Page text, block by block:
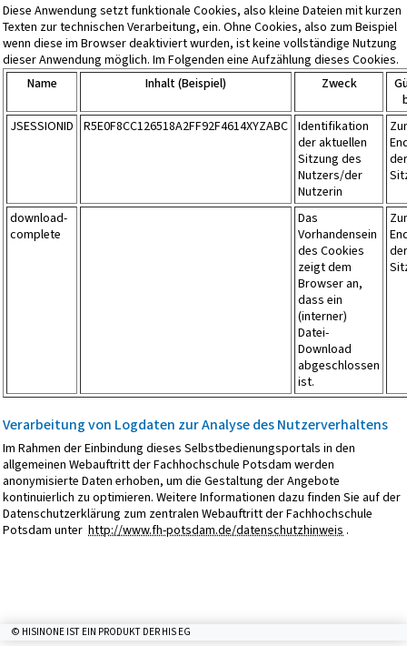
Diese Anwendung setzt funktionale Cookies, also kleine Dateien mit kurzen
Texten zur technischen Verarbeitung, ein. Ohne Cookies, also zum Beispiel
wenn diese im Browser deaktiviert wurden, ist keine vollständige Nutzung
dieser Anwendung möglich. Im Folgenden eine Aufzählung dieses Cookies.
Name
Inhalt (Beispiel) Zweck
JSESSIONID
R5E0F8CC126518A2FF92F4614XYZABC Identifikation
der aktuellen
Sitzung des
Nutzers/der
Nutzerin
der
download-
complete
Das
Vorhandensein
des Cookies
zeigt dem
Browser an,
dass ein
(interner)
Datei-
Download
abgeschlossen
ist.
der
Verarbeitung von Logdaten zur Analyse des Nutzerverhaltens
Im Rahmen der Einbindung dieses Selbstbedienungsportals in den
allgemeinen Webauftritt der Fachhochschule Potsdam werden
anonymisierte Daten erhoben, um die Gestaltung der Angebote
kontinuierlich zu optimieren. Weitere Informationen dazu finden Sie auf der
Datenschutzerklärung zum zentralen Webauftritt der Fachhochschule
Potsdam unter http://www.fh-potsdam.de/datenschutzhinweis .
© HISINONE IST EIN PRODUKT DER HIS EG